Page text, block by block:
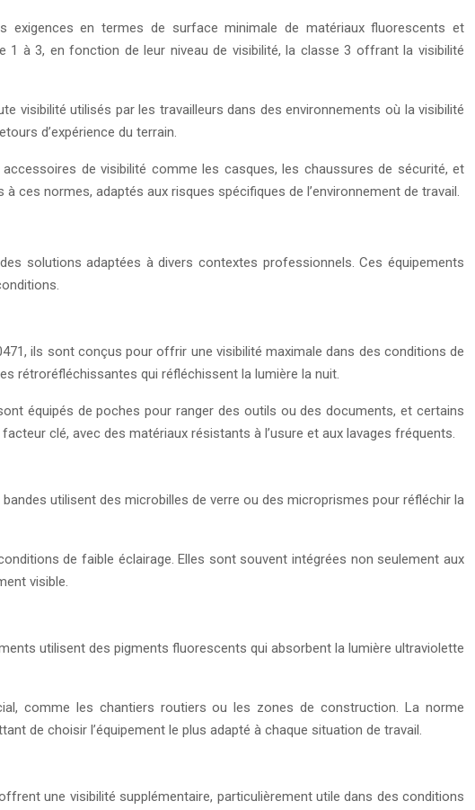
en termes de surface minimale de matériaux fluorescents et
à 3, en fonction de leur niveau de visibilité, la classe 3 offrant la visibilité
visibilité utilisés par les travailleurs dans des environnements où la visibilité
d’expérience du terrain.
de visibilité comme les casques, les chaussures de sécurité, et
normes, adaptés aux risques spécifiques de l’environnement de travail.
solutions adaptées à divers contextes professionnels. Ces équipements
ils sont conçus pour offrir une visibilité maximale dans des conditions de
rétroréfléchissantes qui réfléchissent la lumière la nuit.
équipés de poches pour ranger des outils ou des documents, et certains
clé, avec des matériaux résistants à l’usure et aux lavages fréquents.
utilisent des microbilles de verre ou des microprismes pour réfléchir la
de faible éclairage. Elles sont souvent intégrées non seulement aux
visible.
utilisent des pigments fluorescents qui absorbent la lumière ultraviolette
comme les chantiers routiers ou les zones de construction. La norme
de choisir l’équipement le plus adapté à chaque situation de travail.
une visibilité supplémentaire, particulièrement utile dans des conditions